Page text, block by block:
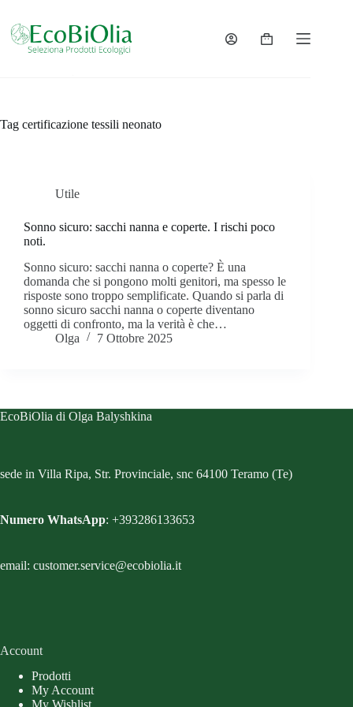
contenuto
Carrello
Tag certificazione tessili neonato
Utile
Sonno sicuro: sacchi nanna e coperte. I rischi poco
noti.
Sonno sicuro: sacchi nanna o coperte? È una
domanda che si pongono molti genitori, ma spesso le
risposte sono troppo semplificate. Quando si parla di
sonno sicuro sacchi nanna o coperte diventano
oggetti di confronto, ma la verità è che…
Olga
7 Ottobre 2025
EcoBiOlia di Olga Balyshkina
sede in Villa Ripa, Str. Provinciale, snc 64100 Teramo (Te)
Numero WhatsApp: +393286133653
email: customer.service@ecobiolia.it
Account
Prodotti
My Account